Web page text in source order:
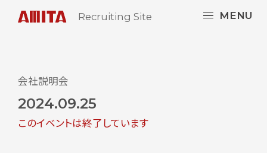
Recruiting Site MENU
会社説明会
2024.09.25
このイベントは終了しています